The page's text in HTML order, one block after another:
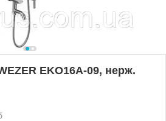
EKO16A-09, нерж.